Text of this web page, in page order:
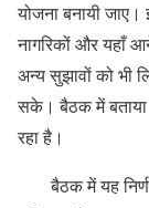
योजना बनायी
नागरिकों और यहाँ
अन्य सुझावों को भी
सके। बैठक में बताया
रहा है।
बैठक में यह निर्णय